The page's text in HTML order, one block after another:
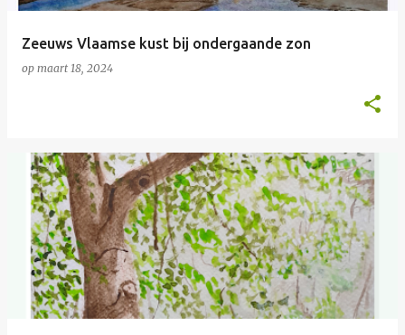
Zeeuws Vlaamse kust bij ondergaande zon
op maart 18, 2024